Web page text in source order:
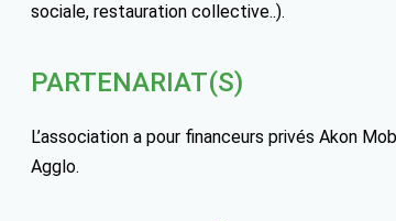
sociale, restauration collective..).
PARTENARIAT(S)
L’association a pour financeurs privés Akon
Agglo.